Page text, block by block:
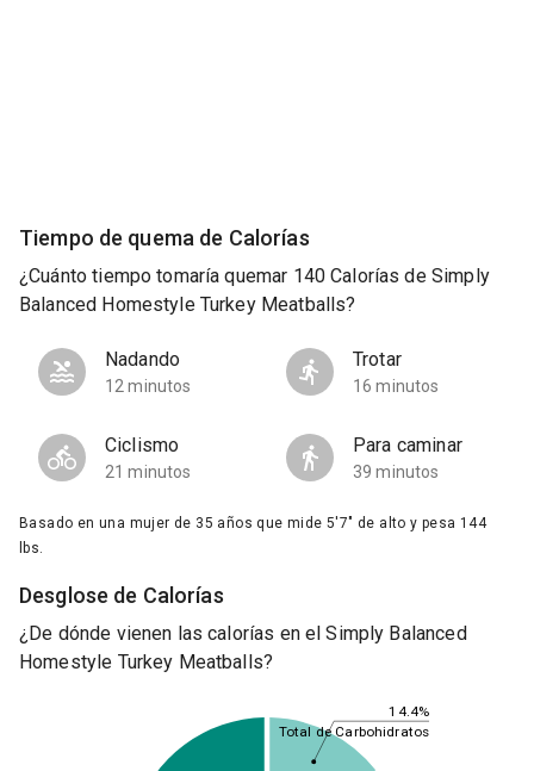
Tiempo de quema de Calorías
¿Cuánto tiempo tomaría quemar 140 Calorías de Simply
Balanced Homestyle Turkey Meatballs?
Nadando
12 minutos
Trotar
16 minutos
Ciclismo
21 minutos
Para caminar
39 minutos
Basado en una mujer de 35 años que mide 5'7" de alto y pesa 144
lbs.
Desglose de Calorías
¿De dónde vienen las calorías en el Simply Balanced
Homestyle Turkey Meatballs?
14.4%
Total de Carbohidratos